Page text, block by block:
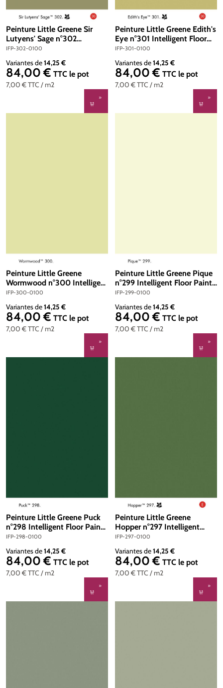
Peinture Little Greene Sir
Lutyens' Sage n°302
Intelligent Floor Paint 1 litre
IFP-302-0100
7,00 €TTC / m2
Variantes de14,25 €
Prix régulier :
84,00 € TTC le pot
Peinture Little Greene Edith's
Eye n°301 Intelligent Floor
Paint 1 litre
IFP-301-0100
7,00 €TTC / m2
Variantes de14,25 €
Prix régulier :
84,00 € TTC le pot
Peinture Little Greene
Wormwood n°300 Intelligent
Floor Paint 1 litre
IFP-300-0100
7,00 €TTC / m2
Variantes de14,25 €
Prix régulier :
84,00 € TTC le pot
Peinture Little Greene Pique
n°299 Intelligent Floor Paint 1
litre
IFP-299-0100
7,00 €TTC / m2
Variantes de14,25 €
Prix régulier :
84,00 € TTC le pot
Peinture Little Greene Puck
n°298 Intelligent Floor Paint
1 litre
IFP-298-0100
7,00 €TTC / m2
Variantes de14,25 €
Prix régulier :
84,00 € TTC le pot
Peinture Little Greene
Hopper n°297 Intelligent
Floor Paint 1 litre
IFP-297-0100
7,00 €TTC / m2
Variantes de14,25 €
Prix régulier :
84,00 € TTC le pot